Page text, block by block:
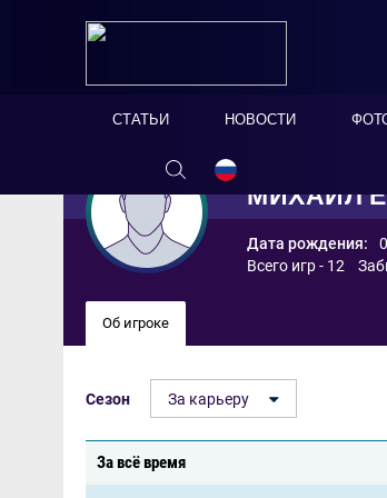
СТАТЬИ НОВОСТИ
МИХАИЛ
Дата рождения:
Всего игр - 12
Об игроке
Сезон За карьеру
За всё время